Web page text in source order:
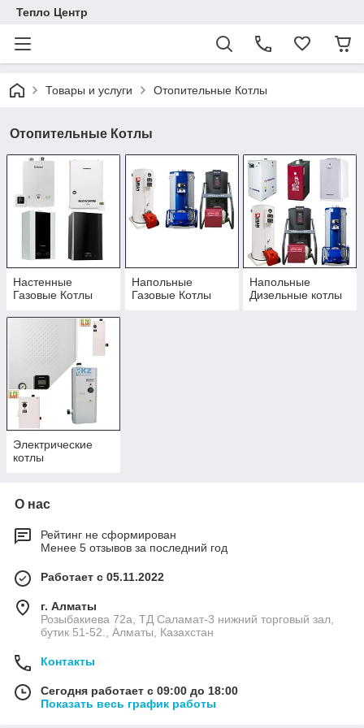
Тепло Центр
Товары и услуги Отопительные Котлы
Отопительные Котлы
Настенные
Газовые Котлы
Напольные
Газовые Котлы
Напольные
Дизельные котлы
Электрические
котлы
О нас
Рейтинг не сформирован
Менее 5 отзывов за последний год
Работает с 05.11.2022
г. Алматы
Розыбакиева 72а, ТД Саламат-3 нижний торговый зал,
бутик 51-52., Алматы, Казахстан
Контакты
Сегодня работает с 09:00 до 18:00
Показать весь график работы